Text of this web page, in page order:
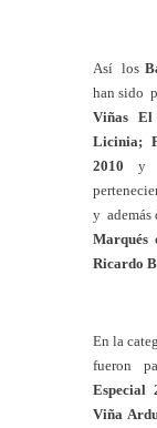
Así los
han sido
Viñas
Licinia;
2010
y además
Marqués
Ricardo
En la
fueron
Especial
Viña